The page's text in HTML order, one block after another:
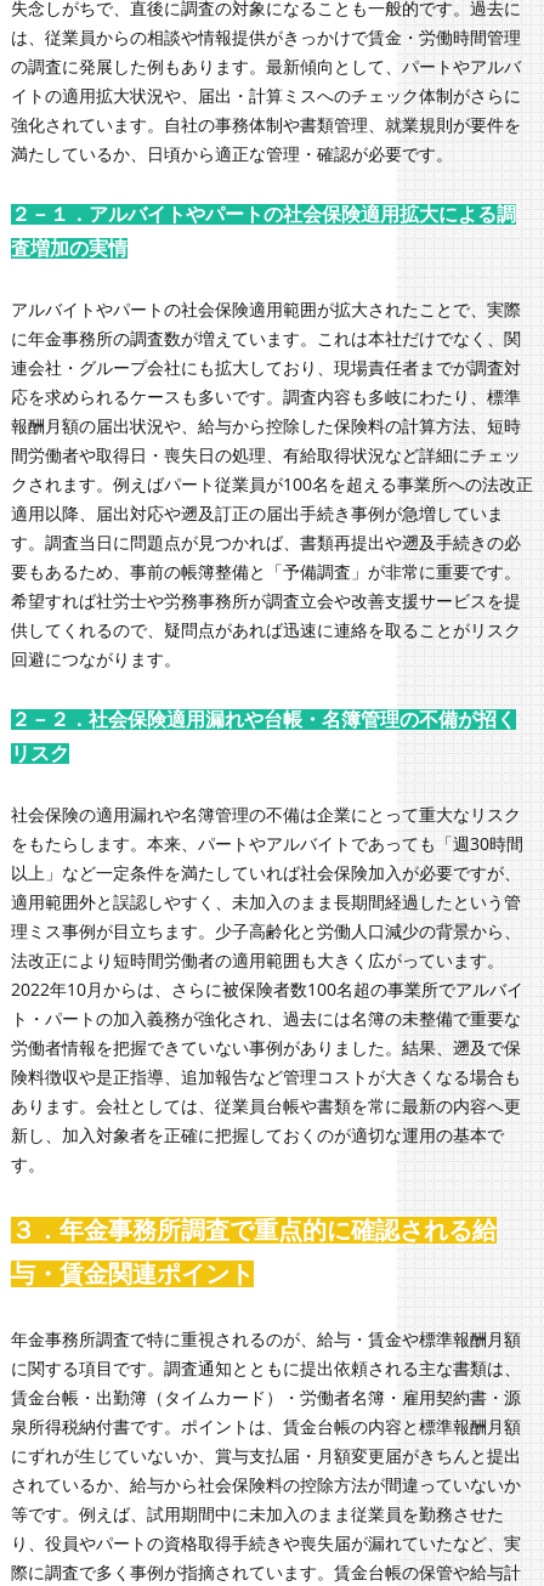
失念しがちで、直後に調査の対象になることも一般的です。過去に
は、従業員からの相談や情報提供がきっかけで賃金・労働時間管理
の調査に発展した例もあります。最新傾向として、パートやアルバ
イトの適用拡大状況や、届出・計算ミスへのチェック体制がさらに
強化されています。自社の事務体制や書類管理、就業規則が要件を
満たしているか、日頃から適正な管理・確認が必要です。
２－１．アルバイトやパートの社会保険適用拡大による調
査増加の実情
アルバイトやパートの社会保険適用範囲が拡大されたことで、実際
に年金事務所の調査数が増えています。これは本社だけでなく、関
連会社・グループ会社にも拡大しており、現場責任者までが調査対
応を求められるケースも多いです。調査内容も多岐にわたり、標準
報酬月額の届出状況や、給与から控除した保険料の計算方法、短時
間労働者や取得日・喪失日の処理、有給取得状況など詳細にチェッ
クされます。例えばパート従業員が100名を超える事業所への法改正
適用以降、届出対応や遡及訂正の届出手続き事例が急増していま
す。調査当日に問題点が見つかれば、書類再提出や遡及手続きの必
要もあるため、事前の帳簿整備と「予備調査」が非常に重要です。
希望すれば社労士や労務事務所が調査立会や改善支援サービスを提
供してくれるので、疑問点があれば迅速に連絡を取ることがリスク
回避につながります。
２－２．社会保険適用漏れや台帳・名簿管理の不備が招く
リスク
社会保険の適用漏れや名簿管理の不備は企業にとって重大なリスク
をもたらします。本来、パートやアルバイトであっても「週30時間
以上」など一定条件を満たしていれば社会保険加入が必要ですが、
適用範囲外と誤認しやすく、未加入のまま長期間経過したという管
理ミス事例が目立ちます。少子高齢化と労働人口減少の背景から、
法改正により短時間労働者の適用範囲も大きく広がっています。
2022年10月からは、さらに被保険者数100名超の事業所でアルバイ
ト・パートの加入義務が強化され、過去には名簿の未整備で重要な
労働者情報を把握できていない事例がありました。結果、遡及で保
険料徴収や是正指導、追加報告など管理コストが大きくなる場合も
あります。会社としては、従業員台帳や書類を常に最新の内容へ更
新し、加入対象者を正確に把握しておくのが適切な運用の基本で
す。
３．年金事務所調査で重点的に確認される給
与・賃金関連ポイント
年金事務所調査で特に重視されるのが、給与・賃金や標準報酬月額
に関する項目です。調査通知とともに提出依頼される主な書類は、
賃金台帳・出勤簿（タイムカード）・労働者名簿・雇用契約書・源
泉所得税納付書です。ポイントは、賃金台帳の内容と標準報酬月額
にずれが生じていないか、賞与支払届・月額変更届がきちんと提出
されているか、給与から社会保険料の控除方法が間違っていないか
等です。例えば、試用期間中に未加入のまま従業員を勤務させた
り、役員やパートの資格取得手続きや喪失届が漏れていたなど、実
際に調査で多く事例が指摘されています。賃金台帳の保管や給与計